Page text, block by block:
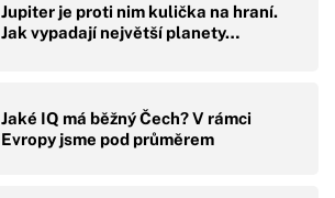
Jupiter je proti nim kulička na hraní.
Jak vypadají největší planety…
Jaké IQ má běžný Čech? V rámci
Evropy jsme pod průměrem